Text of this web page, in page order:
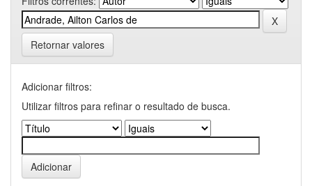
Retornar valores
Adicionar filtros:
Utilizar filtros para refinar o resultado de busca.